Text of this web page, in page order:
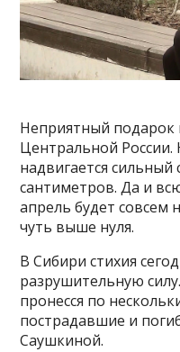
Неприятный подарок
Центральной России.
надвигается
сантиметров. Да и
апрель будет совсем
чуть выше нуля.
В Сибири стихия
разрушительную
пронесся по
пострадавшие и
Саушкиной.